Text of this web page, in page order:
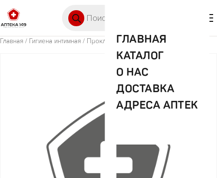
ГЛАВНАЯ
КАТАЛОГ
О НАС
ДОСТАВКА
АДРЕСА АПТЕК
Главная / Гигиена интимная / Прокл. Котекс ультра софт нормал №18